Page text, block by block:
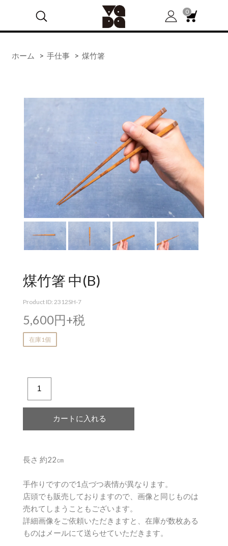
0
ホーム > 手仕事 > 煤竹箸
煤竹箸 中(B)
Product ID: 2312SH-7
5,600円+税
在庫1個
長さ 約22㎝
手作りですので1点づつ表情が異なります。
店頭でも販売しておりますので、画像と同じものは
売れてしまうこともございます。
詳細画像をご依頼いただきますと、在庫が数枚ある
ものはメールにて送らせていただきます。